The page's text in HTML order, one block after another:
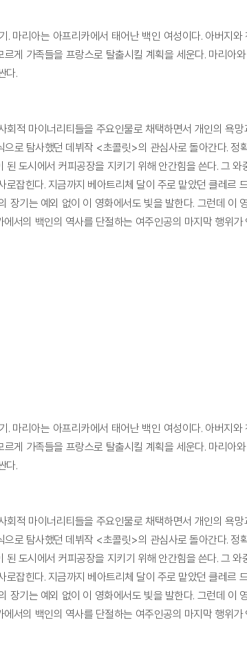
마리아는 아프리카에서 태어난 백인 여성이다. 아버지
게 가족들을 프랑스로 탈출시킬 계획을 세운다. 마리아
다.
적 마이너리티들을 주요인물로 채택하면서 개인의 욕
으로 탐사했던 데뷔작 <초콜릿>의 관심사로 돌아간다.
도시에서 커피공장을 지키기 위해 안간힘을 쓴다. 그
잡힌다. 지금까지 베아트리체 달이 주로 맡았던 클레
기는 예외 없이 이 영화에서도 빛을 발한다. 그런데 이
서의 백인의 역사를 단절하는 여주인공의 마지막 행위
마리아는 아프리카에서 태어난 백인 여성이다. 아버지
게 가족들을 프랑스로 탈출시킬 계획을 세운다. 마리아
다.
적 마이너리티들을 주요인물로 채택하면서 개인의 욕
으로 탐사했던 데뷔작 <초콜릿>의 관심사로 돌아간다.
도시에서 커피공장을 지키기 위해 안간힘을 쓴다. 그
잡힌다. 지금까지 베아트리체 달이 주로 맡았던 클레
기는 예외 없이 이 영화에서도 빛을 발한다. 그런데 이
서의 백인의 역사를 단절하는 여주인공의 마지막 행위